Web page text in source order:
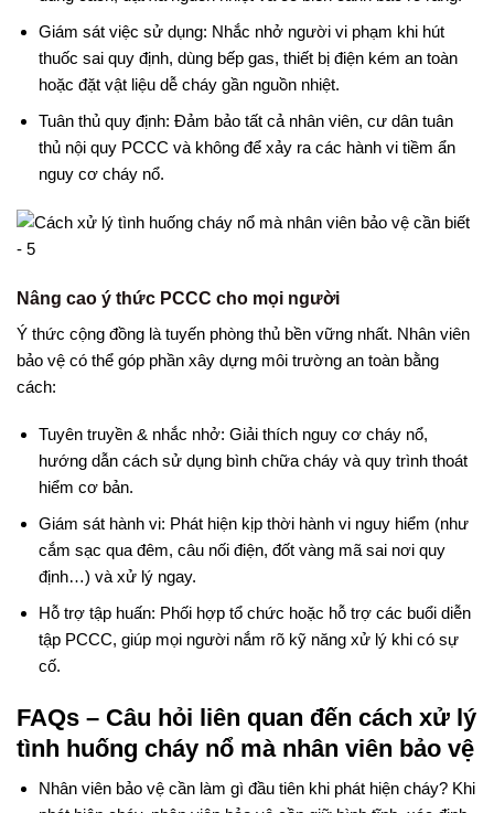
Giám sát việc sử dụng: Nhắc nhở người vi phạm khi hút
thuốc sai quy định, dùng bếp gas, thiết bị điện kém an toàn
hoặc đặt vật liệu dễ cháy gần nguồn nhiệt.
Tuân thủ quy định: Đảm bảo tất cả nhân viên, cư dân tuân
thủ nội quy PCCC và không để xảy ra các hành vi tiềm ẩn
nguy cơ cháy nổ.
Nâng cao ý thức PCCC cho mọi người
Ý thức cộng đồng là tuyến phòng thủ bền vững nhất. Nhân viên
bảo vệ có thể góp phần xây dựng môi trường an toàn bằng
cách:
Tuyên truyền & nhắc nhở: Giải thích nguy cơ cháy nổ,
hướng dẫn cách sử dụng bình chữa cháy và quy trình thoát
hiểm cơ bản.
Giám sát hành vi: Phát hiện kịp thời hành vi nguy hiểm (như
cắm sạc qua đêm, câu nối điện, đốt vàng mã sai nơi quy
định…) và xử lý ngay.
Hỗ trợ tập huấn: Phối hợp tổ chức hoặc hỗ trợ các buổi diễn
tập PCCC, giúp mọi người nắm rõ kỹ năng xử lý khi có sự
cố.
FAQs – Câu hỏi liên quan đến cách xử lý
tình huống cháy nổ mà nhân viên bảo vệ
Nhân viên bảo vệ cần làm gì đầu tiên khi phát hiện cháy?Khi